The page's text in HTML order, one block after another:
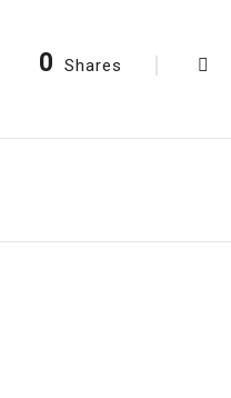
0 Shares